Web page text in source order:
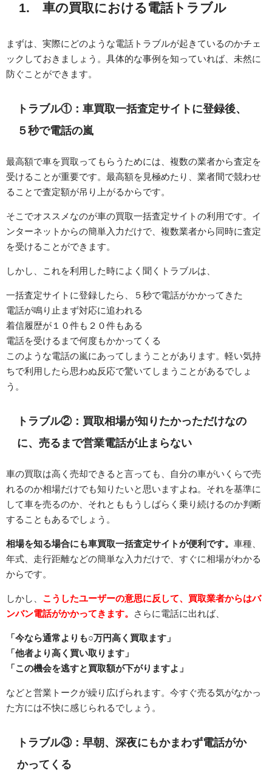
1. 車の買取における電話トラブル
まずは、実際にどのような電話トラブルが起きているのかチェ
ックしておきましょう。具体的な事例を知っていれば、未然に
防ぐことができます。
トラブル①：車買取一括査定サイトに登録後、
５秒で電話の嵐
最高額で車を買取ってもらうためには、複数の業者から査定を
受けることが重要です。最高額を見極めたり、業者間で競わせ
ることで査定額が吊り上がるからです。
そこでオススメなのが車の買取一括査定サイトの利用です。イ
ンターネットからの簡単入力だけで、複数業者から同時に査定
を受けることができます。
しかし、これを利用した時によく聞くトラブルは、
一括査定サイトに登録したら、５秒で電話がかかってきた
電話が鳴り止まず対応に追われる
着信履歴が１０件も２０件もある
電話を受けるまで何度もかかってくる
このような電話の嵐にあってしまうことがあります。軽い気持
ちで利用したら思わぬ反応で驚いてしまうことがあるでしょ
う。
トラブル②：買取相場が知りたかっただけなの
に、売るまで営業電話が止まらない
車の買取は高く売却できると言っても、自分の車がいくらで売
れるのか相場だけでも知りたいと思いますよね。それを基準に
して車を売るのか、それとももうしばらく乗り続けるのか判断
することもあるでしょう。
相場を知る場合にも車買取一括査定サイトが便利です。 車種、
年式、走行距離などの簡単な入力だけで、すぐに相場がわかる
からです。
しかし、
こうしたユーザーの意思に反して、買取業者からはバ
ンバン電話がかかってきます。
さらに電話に出れば、
「今なら通常よりも○万円高く買取ます」
「他者より高く買い取ります」
「この機会を逃すと買取額が下がりますよ」
などと営業トークが繰り広げられます。今すぐ売る気がなかっ
た方には不快に感じられるでしょう。
トラブル③：早朝、深夜にもかまわず電話がか
かってくる